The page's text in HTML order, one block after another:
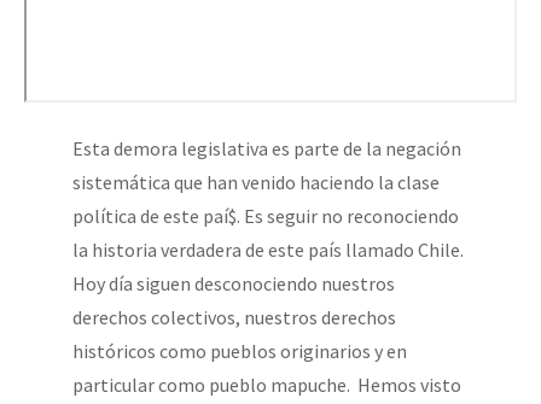
Esta demora legislativa es parte de la negación
sistemática que han venido haciendo la clase
política de este paí$. Es seguir no reconociendo
la historia verdadera de este país llamado Chile.
Hoy día siguen desconociendo nuestros
derechos colectivos, nuestros derechos
históricos como pueblos originarios y en
particular como pueblo mapuche. Hemos visto